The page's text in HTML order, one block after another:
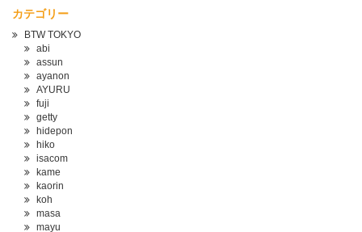
カテゴリー
BTW TOKYO
abi
assun
ayanon
AYURU
fuji
getty
hidepon
hiko
isacom
kame
kaorin
koh
masa
mayu